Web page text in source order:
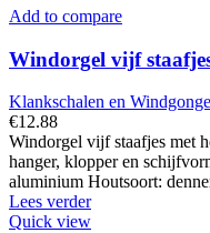
Add to compare
Windorgel vijf
Klankschalen en
€12.88
Windorgel vijf staafjes met
hanger, klopper en
aluminium Houtsoort:
Lees verder
Quick view